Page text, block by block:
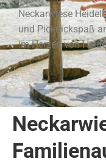
Neckarwiese
und Picknickspaß
im Herzen von